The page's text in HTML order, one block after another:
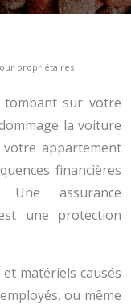
propriétaires
tombant sur votre
la voiture
appartement
financières
Une assurance
une protection
matériels causés
ou même